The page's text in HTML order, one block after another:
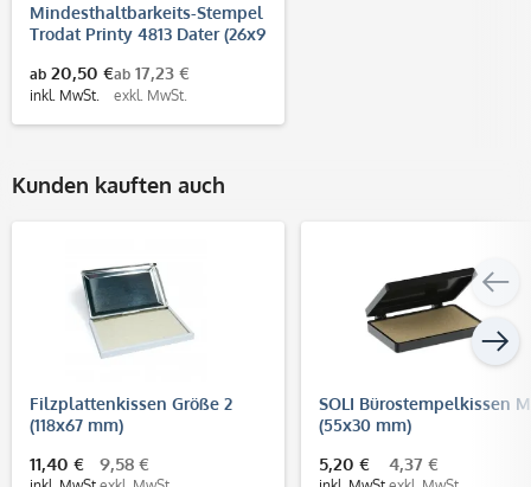
Mindesthaltbarkeits-Stempel
Trodat Printy 4813 Dater (26x9
ab 20,50 €
inkl. MwSt.
ab 17,23 €
exkl. MwSt.
Kunden kauften auch
Filzplattenkissen Größe 2
(118x67 mm)
11,40 € 9,58 €
SOLI Bürostempelkissen
(55x30 mm)
5,20 € 4,37 €